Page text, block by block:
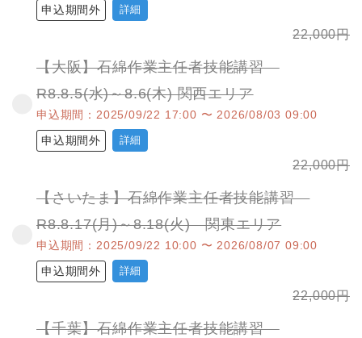
申込期間外 詳細
22,000円
【大阪】石綿作業主任者技能講習
R8.8.5(水)～8.6(木) 関西エリア
申込期間：2025/09/22 17:00 〜 2026/08/03 09:00
申込期間外 詳細
22,000円
【さいたま】石綿作業主任者技能講習
R8.8.17(月)～8.18(火) 関東エリア
申込期間：2025/09/22 10:00 〜 2026/08/07 09:00
申込期間外 詳細
22,000円
【千葉】石綿作業主任者技能講習